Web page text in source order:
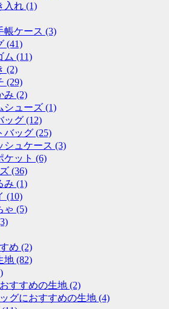
入れ (1)
帳ケース (3)
(41)
ム (11)
(2)
(29)
み (2)
シューズ (1)
ッグ (12)
バッグ (25)
シュケース (3)
ケット (6)
(36)
み (1)
(10)
ゃ (5)
め (2)
地 (82)
すすめの生地 (2)
グにおすすめの生地 (4)